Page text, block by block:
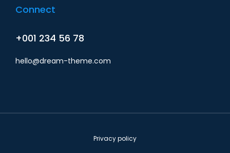
Connect
+001 234 56 78
hello@dream-theme.com
Privacy policy